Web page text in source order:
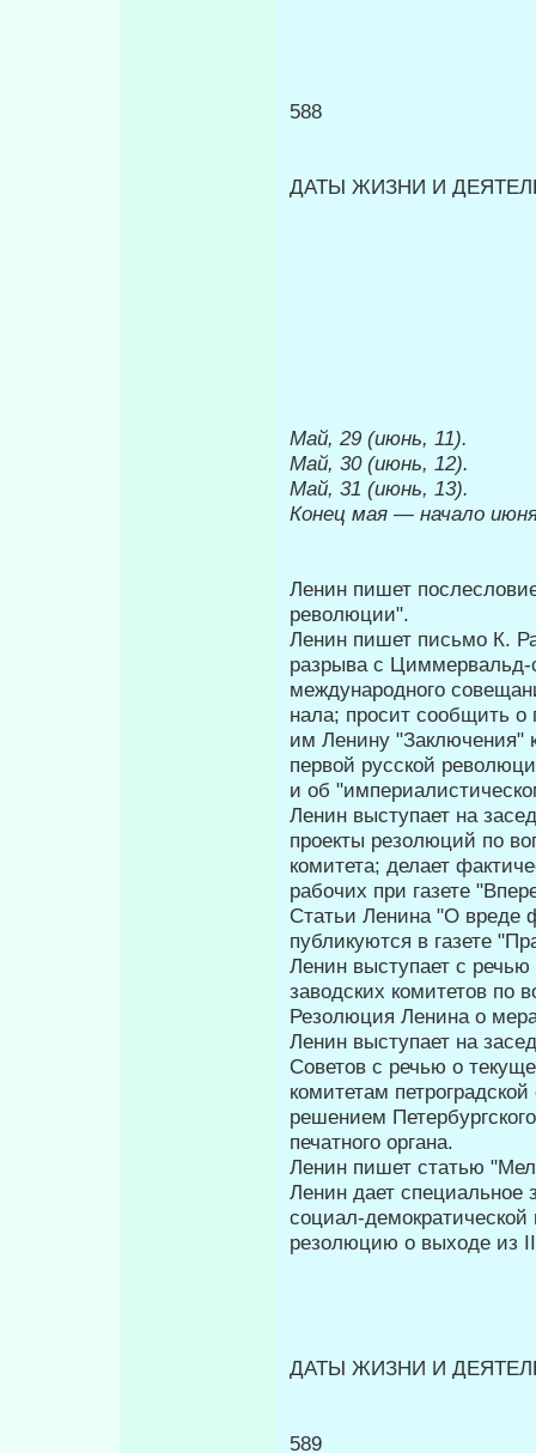
588
ДАТЫ ЖИЗНИ И
Май, 29 (июнь, 11).
Май, 30 (июнь, 12).
Май, 31 (июнь, 13).
Конец мая — начало
Ленин пишет
революции".
Ленин пишет письмо К.
разрыва с Циммервальд-
международного
нала; просит сообщить о
им Ленину "Заключения"
первой русской
и об
Ленин выступает на
проекты резолюций по
комитета; делает
рабочих при газете
Статьи Ленина "О вреде
публикуются в газете
Ленин выступает с
заводских комитетов по
Резолюция Ленина о
Ленин выступает на
Советов с речью о
комитетам
решени­ем
печатного органа.
Ленин пишет статью
Ленин дает специальное
социал-
резолюцию о выходе из
ДАТЫ ЖИЗНИ И
589